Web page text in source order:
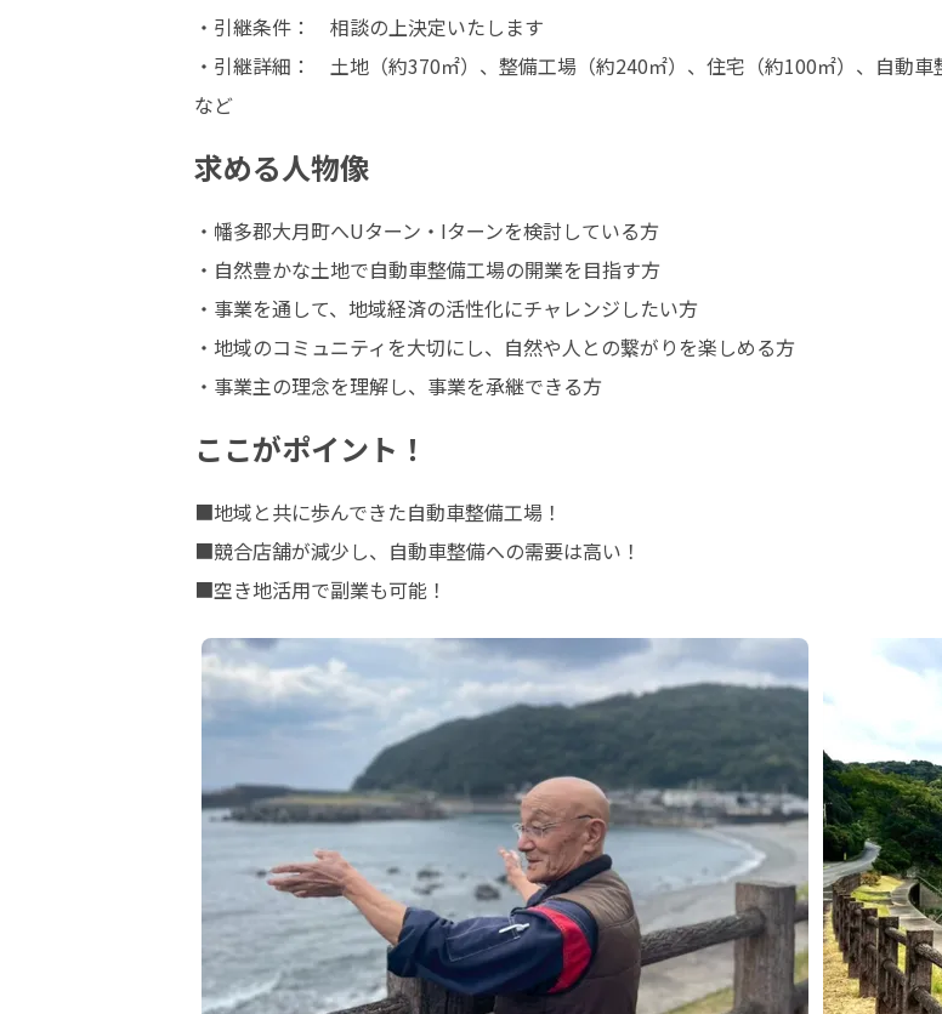
・引継条件：　相談の上決定いたします
・引継詳細：　土地（約370㎡）、整備工場（約240㎡）、住宅（約100㎡）、自動
など
求める人物像
・幡多郡大月町へUターン・Iターンを検討している方
・自然豊かな土地で自動車整備工場の開業を目指す方
・事業を通して、地域経済の活性化にチャレンジしたい方
・地域のコミュニティを大切にし、自然や人との繋がりを楽しめる方
・事業主の理念を理解し、事業を承継できる方
ここがポイント！
■地域と共に歩んできた自動車整備工場！
■競合店舗が減少し、自動車整備への需要は高い！
■空き地活用で副業も可能！